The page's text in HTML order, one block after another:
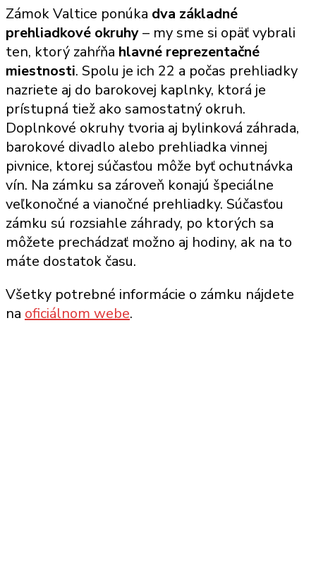
Zámok Valtice ponúka dva základné
prehliadkové okruhy– my sme si opäť vybrali
ten, ktorý zahŕňa hlavné reprezentačné
miestnosti. Spolu je ich 22 a počas prehliadky
nazriete aj do barokovej kaplnky, ktorá je
prístupná tiež ako samostatný okruh.
Doplnkové okruhy tvoria aj bylinková záhrada,
barokové divadlo alebo prehliadka vinnej
pivnice, ktorej súčasťou môže byť ochutnávka
vín. Na zámku sa zároveň konajú špeciálne
veľkonočné a vianočné prehliadky. Súčasťou
zámku sú rozsiahle záhrady, po ktorých sa
môžete prechádzať možno aj hodiny, ak na to
máte dostatok času.
Všetky potrebné informácie o zámku nájdete
na oficiálnom webe.